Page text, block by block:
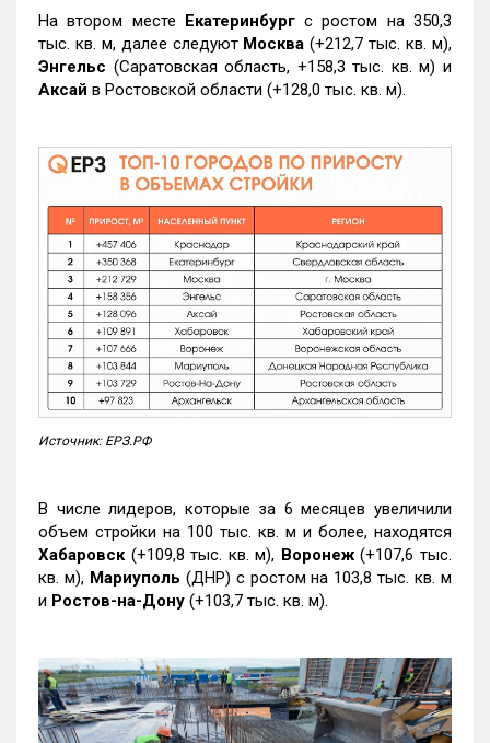
На втором месте Екатеринбургс ростом на 350,3
тыс. кв. м, далее следуют Москва (+212,7 тыс. кв. м),
Энгельс (Саратовская область, +158,3 тыс. кв. м) и
Аксай в Ростовской области (+128,0 тыс. кв. м).
Источник: ЕРЗ.РФ
В числе лидеров, которые за 6 месяцев увеличили
объем стройки на 100 тыс. кв. м и более, находятся
Хабаровск (+109,8 тыс. кв. м), Воронеж(+107,6 тыс.
кв. м), Мариуполь (ДНР) с ростом на 103,8 тыс. кв. м
и Ростов-на-Дону (+103,7 тыс. кв. м).